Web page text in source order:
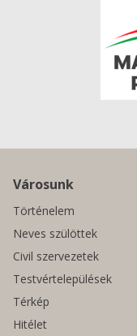
Városunk
Történelem
Neves szülöttek
Civil szervezetek
Testvértelepülések
Térkép
Hitélet